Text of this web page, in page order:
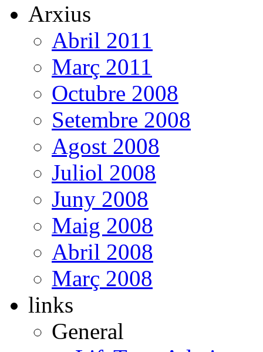
Arxius
Abril 2011
Març 2011
Octubre 2008
Setembre 2008
Agost 2008
Juliol 2008
Juny 2008
Maig 2008
Abril 2008
Març 2008
links
General